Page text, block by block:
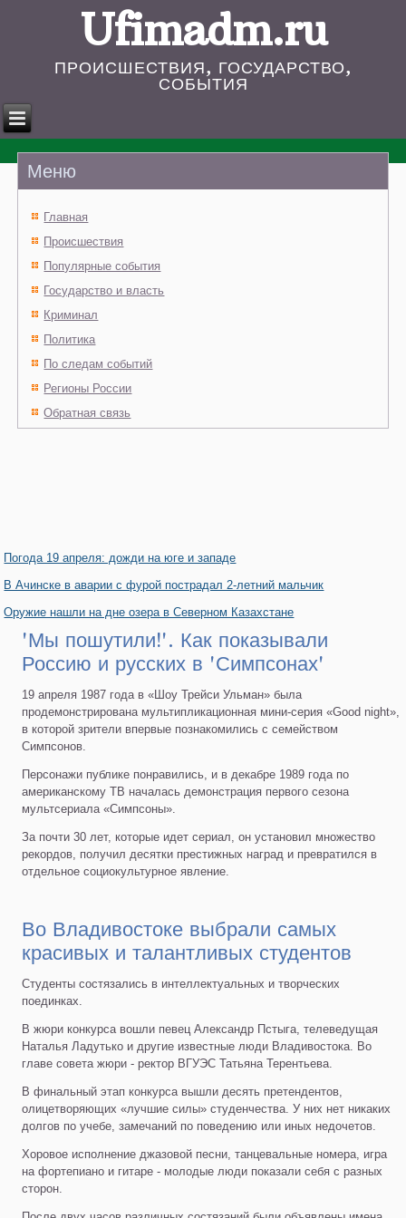
Ufimadm.ru
ПРОИСШЕСТВИЯ, ГОСУДАРСТВО,
СОБЫТИЯ
Меню
Главная
Происшествия
Популярные события
Государство и власть
Криминал
Политика
По следам событий
Регионы России
Обратная связь
Погода 19 апреля: дожди на юге и западе
В Ачинске в аварии с фурой пострадал 2-летний мальчик
Оружие нашли на дне озера в Северном Казахстане
'Мы пошутили!'. Как показывали
Россию и русских в 'Симпсонах'
19 апреля 1987 года в «Шоу Трейси Ульман» была
продемонстрирована мультипликационная мини-серия «Good night»,
в которой зрители впервые познакомились с семейством
Симпсонов.
Персонажи публике понравились, и в декабре 1989 года по
американскому ТВ началась демонстрация первого сезона
мультсериала «Симпсоны».
За почти 30 лет, которые идет сериал, он установил множество
рекордов, получил десятки престижных наград и превратился в
отдельное социокультурное явление.
Во Владивостоке выбрали самых
красивых и талантливых студентов
Студенты состязались в интеллектуальных и творческих
поединках.
В жюри конкурса вошли певец Александр Пстыга, телеведущая
Наталья Ладутько и другие известные люди Владивостока. Во
главе совета жюри - ректор ВГУЭС Татьяна Терентьева.
В финальный этап конкурса вышли десять претендентов,
олицетворяющих «лучшие силы» студенчества. У них нет никаких
долгов по учебе, замечаний по поведению или иных недочетов.
Хоровое исполнение джазовой песни, танцевальные номера, игра
на фортепиано и гитаре - молодые люди показали себя с разных
сторон.